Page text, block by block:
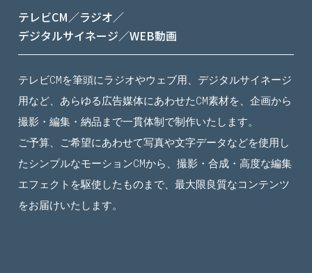
テレビCM／ラジオ／
デジタルサイネージ／WEB動画
テレビCMを筆頭にラジオやウェブ用、デジタルサイネージ
用など、あらゆる広告媒体にあわせたCM素材を、企画から
撮影・編集・納品まで一貫体制で制作いたします。
ご予算、ご希望にあわせて写真や文字データなどを使用し
たシンプルなモーションCMから、撮影・合成・高度な編集
エフェクトを駆使したものまで、最大限良質なコンテンツ
をお届けいたします。